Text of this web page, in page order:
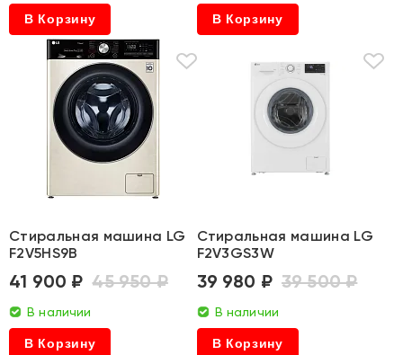
В Корзину В Корзину
Стиральная машина LG
F2V5HS9B
41 900 ₽ 45 950 ₽
В наличии
В Корзину
Стиральная машина LG
F2V3GS3W
39 980 ₽ 39 500 ₽
В наличии
В Корзину